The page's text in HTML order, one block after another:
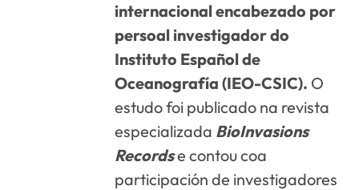
internacional encabezado por
persoal investigador do
Instituto Español de
Oceanografía (IEO-CSIC). O
estudo foi publicado na revista
especializada BioInvasions
Recordse contou coa
participación de investigadores